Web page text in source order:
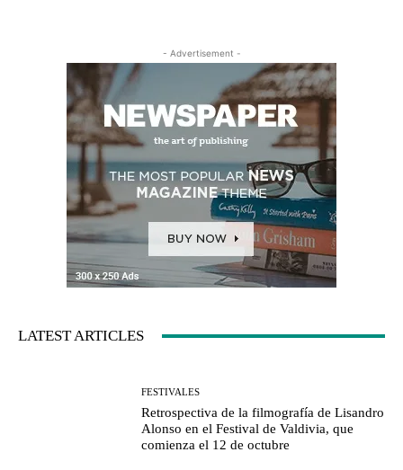
- Advertisement -
LATEST ARTICLES
FESTIVALES
Retrospectiva de la filmografía de Lisandro
Alonso en el Festival de Valdivia, que
comienza el 12 de octubre